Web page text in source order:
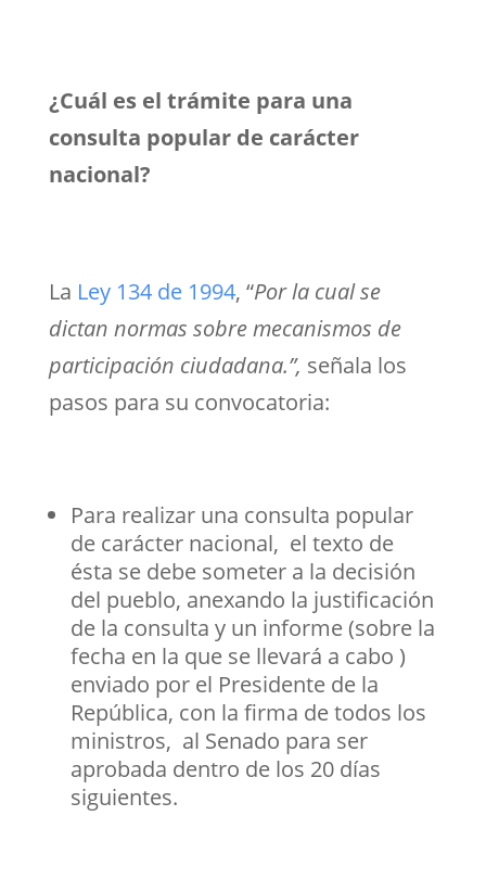
¿Cuál es el trámite para una
consulta popular de carácter
nacional?
La Ley 134 de 1994, “Por la cual se
dictan normas sobre mecanismos de
participación ciudadana.”, señala los
pasos para su convocatoria:
Para realizar una consulta popular
de carácter nacional, el texto de
ésta se debe someter a la decisión
del pueblo, anexando la justificación
de la consulta y un informe (sobre la
fecha en la que se llevará a cabo )
enviado por el Presidente de la
República, con la firma de todos los
ministros, al Senado para ser
aprobada dentro de los 20 días
siguientes.